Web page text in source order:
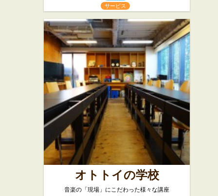
サービス
オトトイの学校
音楽の「現場」にこだわった様々な講座